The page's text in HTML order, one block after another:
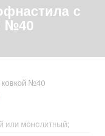
с
№40
или монолитный;